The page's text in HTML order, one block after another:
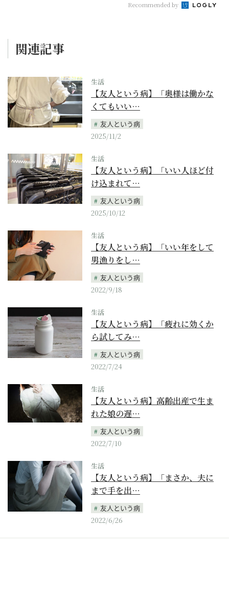
Recommended by
関連記事
生活
【友人という病】「奥様は働かな
くてもいい…
友人という病
2025/11/2
生活
【友人という病】「いい人ほど付
け込まれて…
友人という病
2025/10/12
生活
【友人という病】「いい年をして
男漁りをし…
友人という病
2022/9/18
生活
【友人という病】「疲れに効くか
ら試してみ…
友人という病
2022/7/24
生活
【友人という病】高齢出産で生ま
れた娘の遅…
友人という病
2022/7/10
生活
【友人という病】「まさか、夫に
まで手を出…
友人という病
2022/6/26